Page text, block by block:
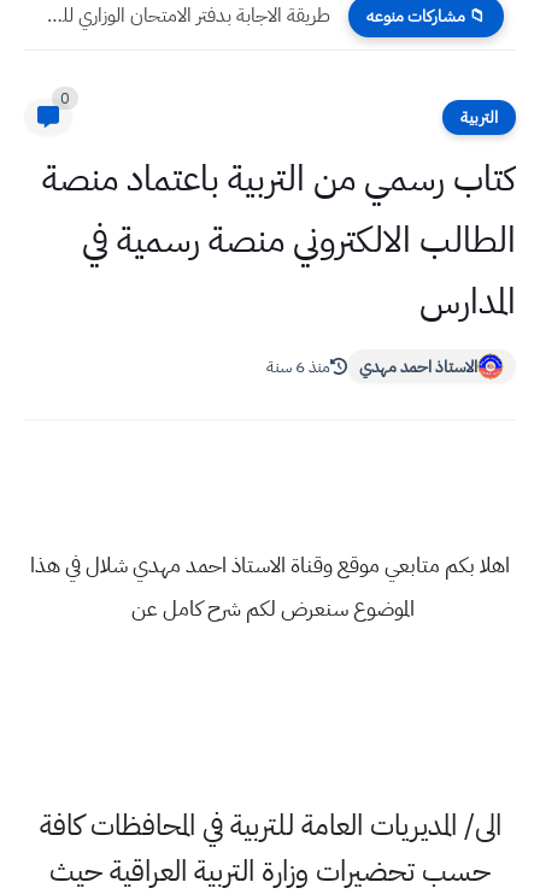
📁 مشاركات منوعه طريقة الاجابة بدفتر الامتحان الوزاري للصف الثالث المتوسط
التربية
0
كتاب رسمي من التربية باعتماد منصة
الطالب الالكتروني منصة رسمية في
المدارس
الاستاذ احمد مهدي منذ 6 سنة
اهلا بكم متابعي موقع وقناة الاستاذ احمد مهدي شلال في هذا
الموضوع سنعرض لكم شرح كامل عن
الى/ المديريات العامة للتربية في المحافظات كافة
حسب تحضيرات وزارة التربية العراقية حيث